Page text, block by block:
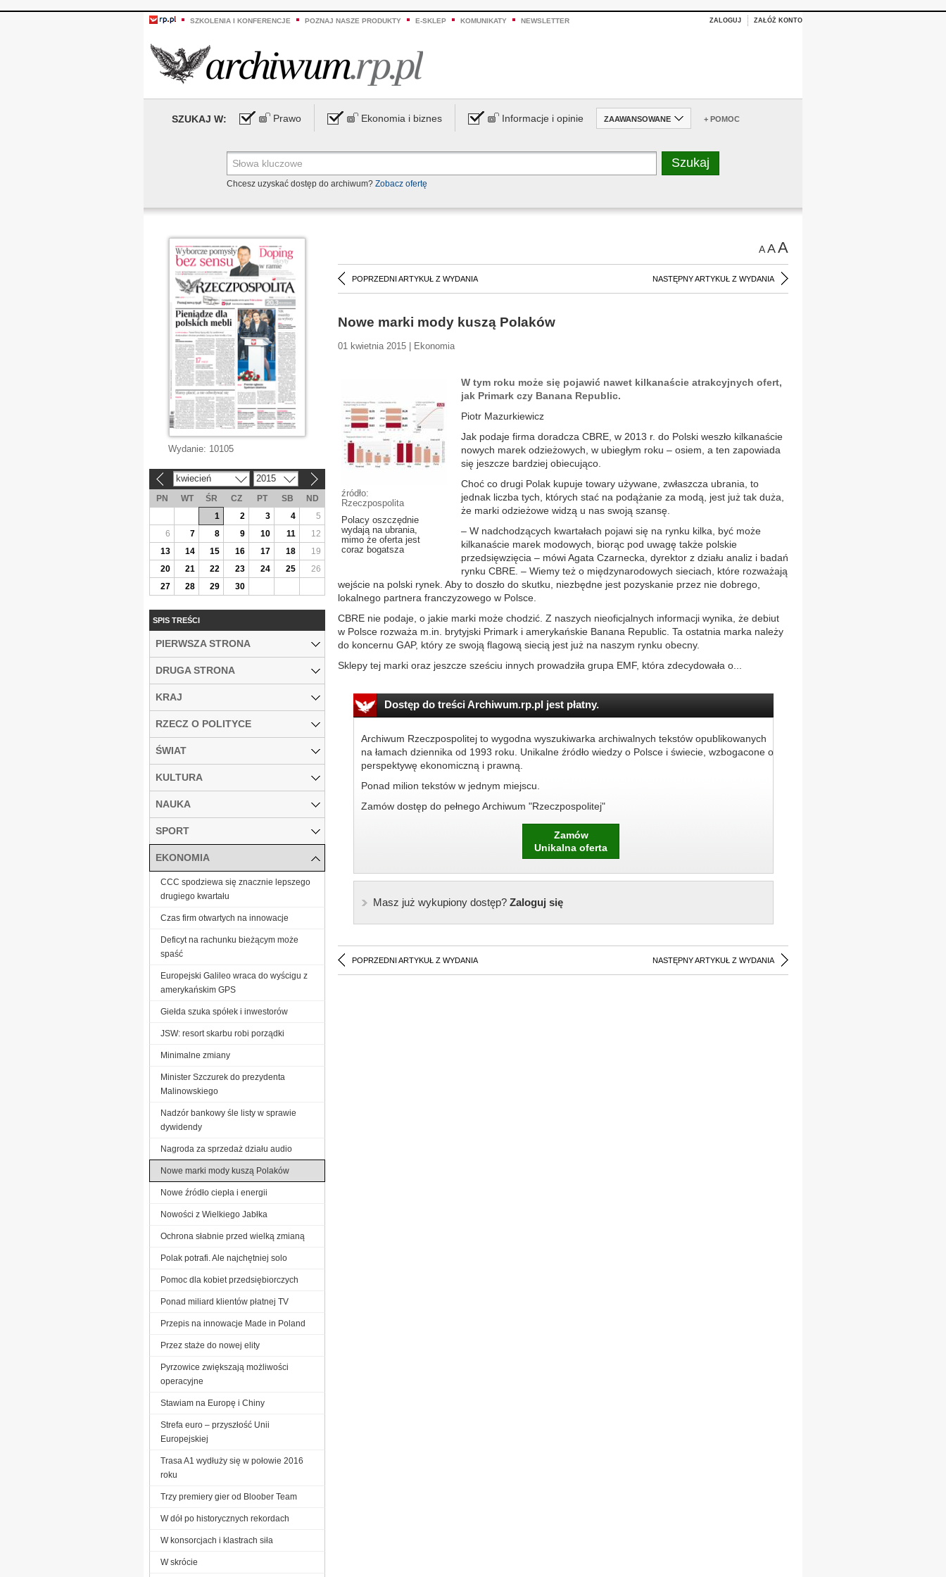
SZKOLENIA I KONFERENCJE POZNAJ NASZE PRODUKTY E-SKLEP KOMUNIKATY NEWSLETTER ZALOGUJ ZAŁÓŻ KONTO
SZUKAJ W: Prawo Ekonomia i biznes Informacje i opinie ZAAWANSOWANE + POMOC
Chcesz uzyskać dostęp do archiwum? Zobacz ofertę
AAA
POPRZEDNI ARTYKUŁ Z WYDANIA NASTĘPNY ARTYKUŁ Z WYDANIA
Nowe marki mody kuszą Polaków
01 kwietnia 2015 | Ekonomia
źródło:
Rzeczpospolita
Polacy oszczędnie
wydają na ubrania,
mimo że oferta jest
coraz bogatsza
W tym roku może się pojawić nawet kilkanaście atrakcyjnych ofert,
jak Primark czy Banana Republic.
Piotr Mazurkiewicz
Jak podaje firma doradcza CBRE, w 2013 r. do Polski weszło kilkanaście
nowych marek odzieżowych, w ubiegłym roku – osiem, a ten zapowiada
się jeszcze bardziej obiecująco.
Choć co drugi Polak kupuje towary używane, zwłaszcza ubrania, to
jednak liczba tych, których stać na podążanie za modą, jest już tak duża,
że marki odzieżowe widzą u nas swoją szansę.
– W nadchodzących kwartałach pojawi się na rynku kilka, być może
kilkanaście marek modowych, biorąc pod uwagę także polskie
przedsięwzięcia – mówi Agata Czarnecka, dyrektor z działu analiz i badań
rynku CBRE. – Wiemy też o międzynarodowych sieciach, które rozważają
wejście na polski rynek. Aby to doszło do skutku, niezbędne jest pozyskanie przez nie dobrego,
lokalnego partnera franczyzowego w Polsce.
CBRE nie podaje, o jakie marki może chodzić. Z naszych nieoficjalnych informacji wynika, że debiut
w Polsce rozważa m.in. brytyjski Primark i amerykańskie Banana Republic. Ta ostatnia marka należy
do koncernu GAP, który ze swoją flagową siecią jest już na naszym rynku obecny.
Sklepy tej marki oraz jeszcze sześciu innych prowadziła grupa EMF, która zdecydowała o...
Dostęp do treści Archiwum.rp.pl jest płatny.
Archiwum Rzeczpospolitej to wygodna wyszukiwarka archiwalnych tekstów opublikowanych
na łamach dziennika od 1993 roku. Unikalne źródło wiedzy o Polsce i świecie, wzbogacone o
perspektywę ekonomiczną i prawną.
Ponad milion tekstów w jednym miejscu.
Zamów dostęp do pełnego Archiwum "Rzeczpospolitej"
Zamów
Unikalna oferta
Masz już wykupiony dostęp?Zaloguj się
POPRZEDNI ARTYKUŁ Z WYDANIA NASTĘPNY ARTYKUŁ Z WYDANIA
Wydanie: 10105
kwiecień 2015
PN WT ŚR CZ PT SB
ND
1
2 3 4
5
6
7 8 9 10 11
12
13
14 15 16 17 18
19
20
21 22 23 24 25
26
27
28 29 30
SPIS TREŚCI
PIERWSZA STRONA
DRUGA STRONA
KRAJ
RZECZ O POLITYCE
ŚWIAT
KULTURA
NAUKA
SPORT
EKONOMIA
CCC spodziewa się znacznie lepszego
drugiego kwartału
Czas firm otwartych na innowacje
Deficyt na rachunku bieżącym może
spaść
Europejski Galileo wraca do wyścigu z
amerykańskim GPS
Giełda szuka spółek i inwestorów
JSW: resort skarbu robi porządki
Minimalne zmiany
Minister Szczurek do prezydenta
Malinowskiego
Nadzór bankowy śle listy w sprawie
dywidendy
Nagroda za sprzedaż działu audio
Nowe marki mody kuszą Polaków
Nowe źródło ciepła i energii
Nowości z Wielkiego Jabłka
Ochrona słabnie przed wielką zmianą
Polak potrafi. Ale najchętniej solo
Pomoc dla kobiet przedsiębiorczych
Ponad miliard klientów płatnej TV
Przepis na innowacje Made in Poland
Przez staże do nowej elity
Pyrzowice zwiększają możliwości
operacyjne
Stawiam na Europę i Chiny
Strefa euro – przyszłość Unii
Europejskiej
Trasa A1 wydłuży się w połowie 2016
roku
Trzy premiery gier od Bloober Team
W dół po historycznych rekordach
W konsorcjach i klastrach siła
W skrócie